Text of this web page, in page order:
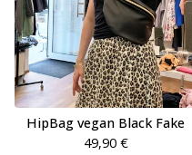
HipBag vegan Black Fake
49,90 €